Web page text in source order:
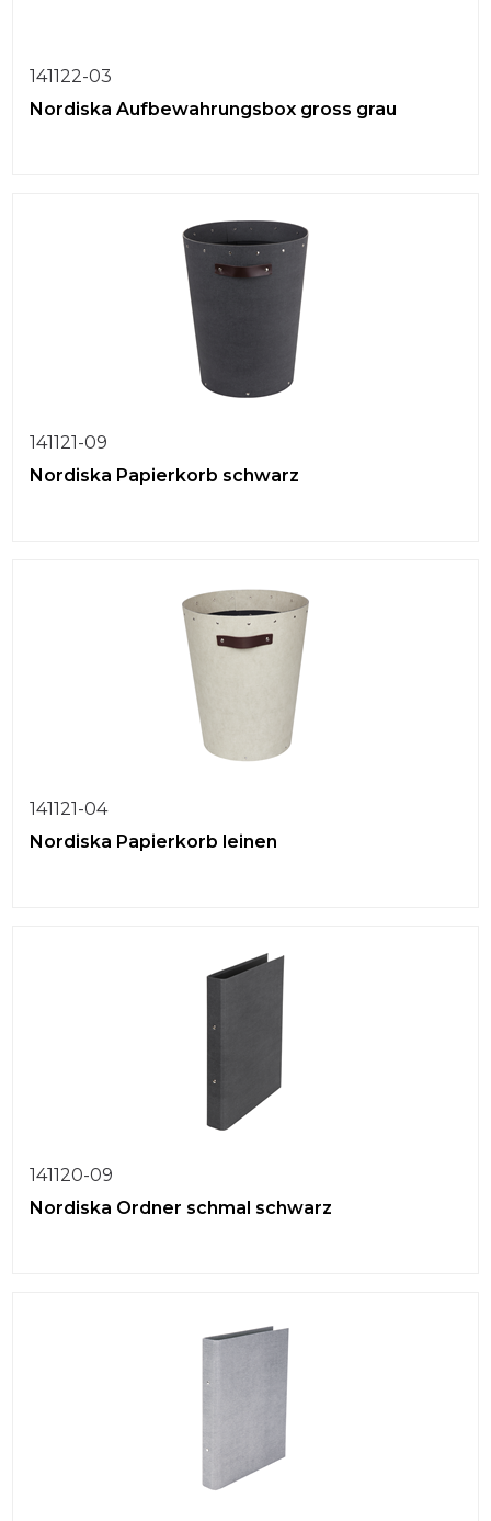
141122-03
Nordiska Aufbewahrungsbox gross grau
141121-09
Nordiska Papierkorb schwarz
141121-04
Nordiska Papierkorb leinen
141120-09
Nordiska Ordner schmal schwarz